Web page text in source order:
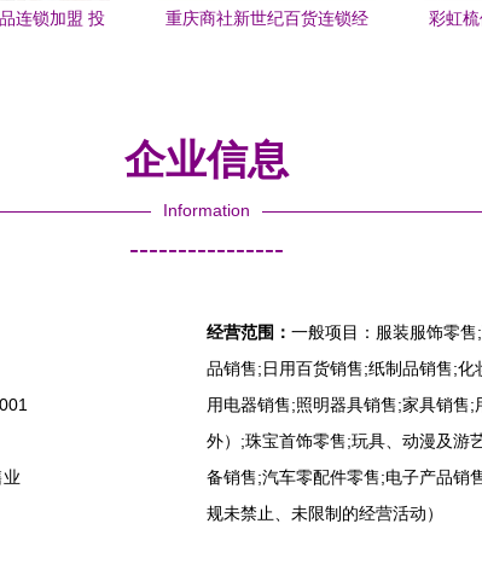
连锁加盟 投
重庆商社新世纪百货连锁经
彩虹
企业信息
Information
----------------
经营范围： 一般项目：服装服饰零
品销售;日用百货销售;纸制品销售;
用电器销售;照明器具销售;家具销售
外）;珠宝首饰零售;玩具、动漫及游
备销售;汽车零配件零售;电子产品销
规未禁止、未限制的经营活动）